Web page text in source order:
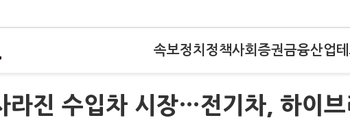
속보정치 정책사회 증권금융산업
라진 수입차 시장…전기차, 하이브